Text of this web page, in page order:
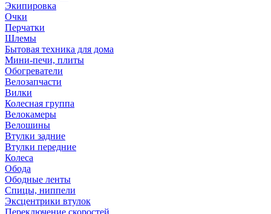
Экипировка
Очки
Перчатки
Шлемы
Бытовая техника для дома
Мини-печи, плиты
Обогреватели
Велозапчасти
Вилки
Колесная группа
Велокамеры
Велошины
Втулки задние
Втулки передние
Колеса
Обода
Ободные ленты
Спицы, ниппели
Эксцентрики втулок
Переключение скоростей